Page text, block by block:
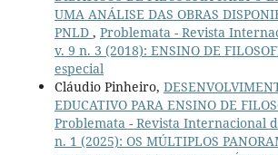
UMA ANÁLISE DAS OBRAS
PNLD , Problemata - Revista
v. 9 n. 3 (2018): ENSINO DE
especial
Cláudio Pinheiro,
EDUCATIVO PARA ENSINO DE
Problemata - Revista Internacional
n. 1 (2025): OS MÚLTIPLOS